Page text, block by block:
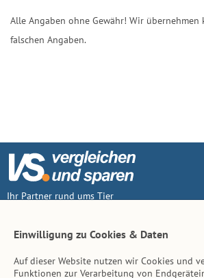
Alle Angaben ohne Gewähr! Wir übernehmen
falschen Angaben.
Ihr Partner rund ums Tier
Inhalt
Einwilligung zu Cookies & Daten
Auf dieser Website nutzen wir Cookies und
Funktionen zur Verarbeitung von